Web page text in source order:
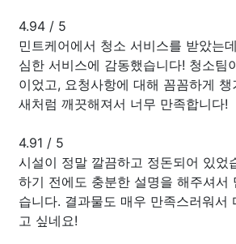
4.94 / 5
민트케어에서 청소 서비스를 받았는
심한 서비스에 감동했습니다! 청소팀
이었고, 요청사항에 대해 꼼꼼하게 챙
새처럼 깨끗해져서 너무 만족합니다!
4.91 / 5
시설이 정말 깔끔하고 정돈되어 있었
하기 전에도 충분한 설명을 해주셔서
습니다. 결과물도 매우 만족스러워서
고 싶네요!